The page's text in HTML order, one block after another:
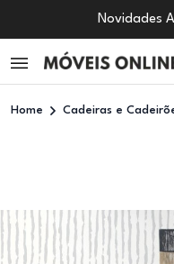
Novidades
Home Cadeiras e